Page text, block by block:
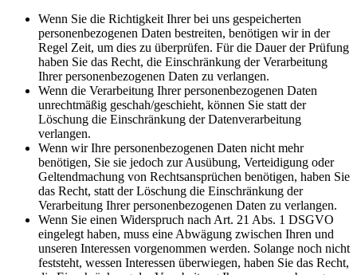
Wenn Sie die Richtigkeit Ihrer bei uns gespeicherten
personenbezogenen Daten bestreiten, benötigen wir in der
Regel Zeit, um dies zu überprüfen. Für die Dauer der Prüfung
haben Sie das Recht, die Einschränkung der Verarbeitung
Ihrer personenbezogenen Daten zu verlangen.
Wenn die Verarbeitung Ihrer personenbezogenen Daten
unrechtmäßig geschah/geschieht, können Sie statt der
Löschung die Einschränkung der Datenverarbeitung
verlangen.
Wenn wir Ihre personenbezogenen Daten nicht mehr
benötigen, Sie sie jedoch zur Ausübung, Verteidigung oder
Geltendmachung von Rechtsansprüchen benötigen, haben Sie
das Recht, statt der Löschung die Einschränkung der
Verarbeitung Ihrer personenbezogenen Daten zu verlangen.
Wenn Sie einen Widerspruch nach Art. 21 Abs. 1 DSGVO
eingelegt haben, muss eine Abwägung zwischen Ihren und
unseren Interessen vorgenommen werden. Solange noch nicht
feststeht, wessen Interessen überwiegen, haben Sie das Recht,